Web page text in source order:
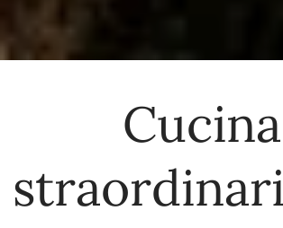
Cucina